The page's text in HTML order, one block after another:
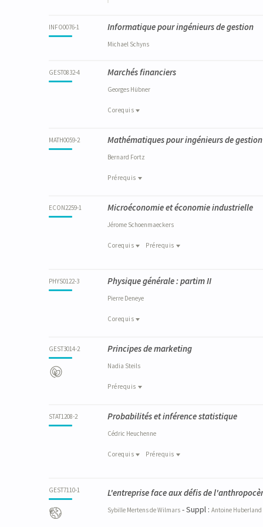
FINA9002-1
Finance et comptabilité
DROI2001-1
Le droit dans ses relations avec le
INFO0076-1 Informatique pour ingénieurs de gestion
Michael Schyns
GEST0832-4 Marchés financiers
Georges Hübner
Corequis
ECON2285-1
Economie politique - Macroéconomie
MATH0059-2 Mathématiques pour ingénieurs de gestion
Bernard Fortz
Prérequis
MATH2009-1
Mathématiques : Algèbre linéaire
Mathématiques : Analyse infinitésimale
ECON2259-1 Microéconomie et économie industrielle
Jérome Schoenmaeckers
Corequis Prérequis
ECON2284-1
Economie politique - Microéconomie
MATH0059-2
Mathématiques pour ingénieurs de gestion
PHYS0122-3 Physique générale : partim II
Pierre Deneye
Corequis
PHYS0956-3
Physique générale : partim I
GEST3014-2 Principes de marketing
Nadia Steils
Prérequis
STAT0003-1
Statistique descriptive et notions de
STAT1208-2 Probabilités et inférence statistique
Cédric Heuchenne
Corequis Prérequis
Mathématiques : Analyse infinitésimale
STAT0003-1
MATH2009-1
GEST7110-1 L'entreprise face aux défis de
Sybille Mertens de Wilmars - Suppl : Antoine Huberland